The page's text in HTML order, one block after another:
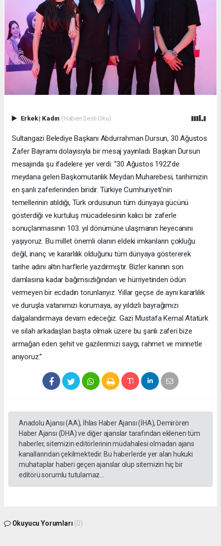
Erkek| Kadın (Haberi Sesli Oku)
Sultangazi Belediye Başkanı Abdurrahman Dursun, 30 Ağustos
Zafer Bayramı dolayısıyla bir mesaj yayınladı. Başkan Dursun
mesajında şu ifadelere yer verdi: “30 Ağustos 1922’de
meydana gelen Başkomutanlık Meydan Muharebesi, tarihimizin
en şanlı zaferlerinden biridir. Türkiye Cumhuriyeti’nin
temellerinin atıldığı, Türk ordusunun tüm dünyaya gücünü
gösterdiği ve kurtuluş mücadelesinin kalıcı bir zaferle
sonuçlanmasının 103. yıl dönümüne ulaşmanın heyecanını
yaşıyoruz. Bu millet önemli olanın eldeki imkanların çokluğu
değil, inanç ve kararlılık olduğunu tüm dünyaya göstererek
tarihe adını altın harflerle yazdırmıştır. Bizler kanının son
damlasına kadar bağımsızlığından ve hürriyetinden ödün
vermeyen bir ecdadın torunlarıyız. Yıllar geçse de aynı kararlılık
ve duruşla vatanımızı korumaya, ay yıldızlı bayrağımızı
dalgalandırmaya devam edeceğiz. Gazi Mustafa Kemal Atatürk
ve silah arkadaşları başta olmak üzere bu şanlı zaferi bize
armağan eden şehit ve gazilerimizi saygı, rahmet ve minnetle
anıyoruz.”
Anadolu Ajansı (AA), İhlas Haber Ajansı (İHA), Demirören
Haber Ajansı (DHA) ve diğer ajanslar tarafından eklenen tüm
haberler, sitemizin editörlerinin müdahalesi olmadan ajans
kanallarından çekilmektedir. Bu haberlerde yer alan hukuki
muhataplar haberi geçen ajanslar olup sitemizin hiç bir
editörü sorumlu tutulamaz...
Okuyucu Yorumları (0)